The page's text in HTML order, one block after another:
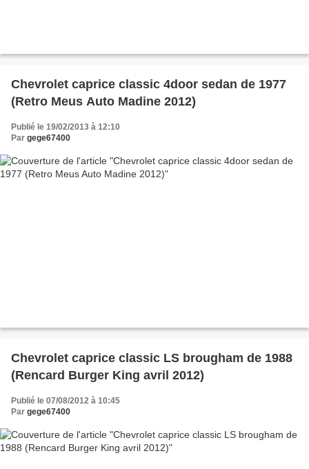
Chevrolet caprice classic 4door sedan de 1977
(Retro Meus Auto Madine 2012)
Publié le 19/02/2013 à 12:10
Par gege67400
Chevrolet caprice classic LS brougham de 1988
(Rencard Burger King avril 2012)
Publié le 07/08/2012 à 10:45
Par gege67400